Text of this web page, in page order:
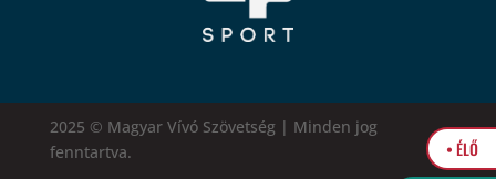
2025 © Magyar Vívó Szövetség | Minden jog
fenntartva.
• ÉLŐ